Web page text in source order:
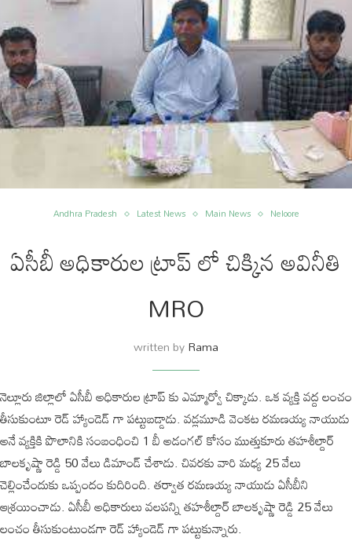
Andhra Pradesh Latest News Main News Neloore
ఏసీబీ అధికారుల ట్రాప్ లో చిక్కిన అవినీతి
MRO
written byRama
నెల్లూరు జిల్లాలో ఏసీబీ అధికారుల ట్రాప్ కు ఎమ్మార్వో చిక్కాడు. ఒక వ్యక్తి వద్ద లంచం
తీసుకుంటూ రెడ్ హ్యాండెడ్ గా పట్టుబడ్డాడు. వడ్లమూడి వెంకట రమణయ్య నాయుడు
అనే వ్యక్తికి పొలానికి సంబంధించి 1 బీ అడంగల్ కోసం ముత్తుకూరు తహశీల్దార్
బాలకృష్ణా రెడ్డి 50 వేలు డిమాండ్ చేశాడు. చివరకు వారి మధ్య 25 వేలు
చెల్లించేందుకు ఒప్పందం కుదిరింది. తర్వాత రమణయ్య నాయుడు ఏసీబీని
ఆశ్రయించాడు. ఏసీబీ అధికారులు వలపన్ని తహశీల్దార్ బాలకృష్ణా రెడ్డి 25 వేలు
లంచం తీసుకుంటుండగా రెడ్ హ్యాండెడ్ గా పట్టుకున్నారు.